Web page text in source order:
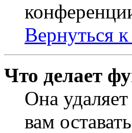
Вернуться
Что делает
Она
вам